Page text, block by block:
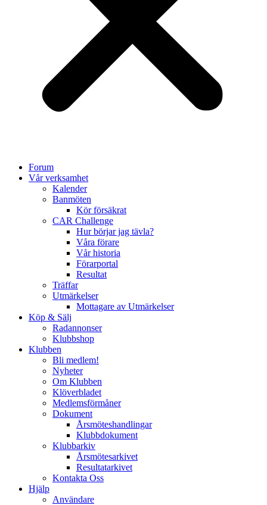
Forum
Vår verksamhet
Kalender
Banmöten
Kör försäkrat
CAR Challenge
Hur börjar jag tävla?
Våra förare
Vår historia
Förarportal
Resultat
Träffar
Utmärkelser
Mottagare av Utmärkelser
Köp & Sälj
Radannonser
Klubbshop
Klubben
Bli medlem!
Nyheter
Om Klubben
Klöverbladet
Medlemsförmåner
Dokument
Årsmöteshandlingar
Klubbdokument
Klubbarkiv
Årsmötesarkivet
Resultatarkivet
Kontakta Oss
Hjälp
Användare